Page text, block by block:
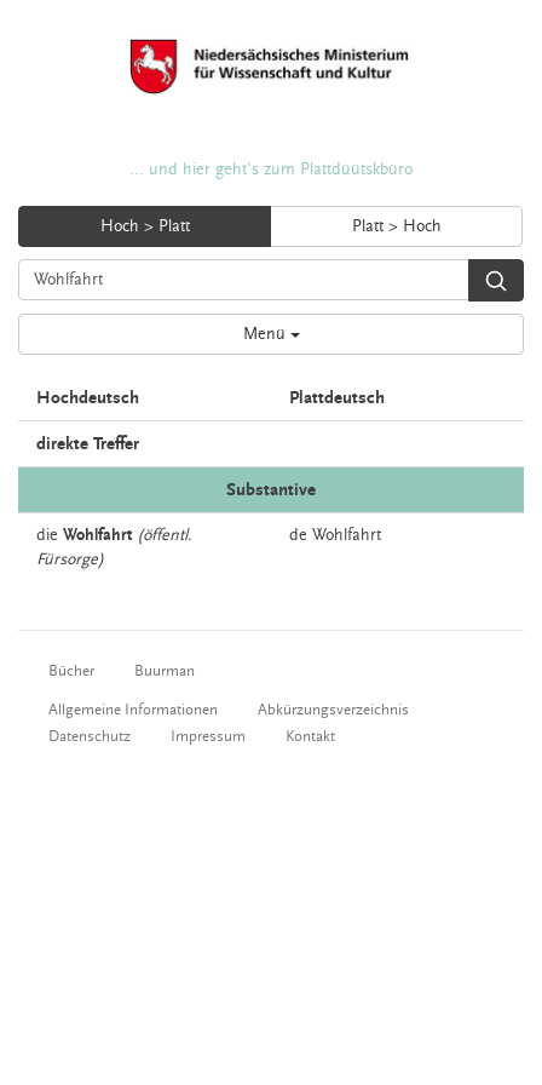
... und hier geht's zum Plattdüütskbüro
Hoch > Platt Platt > Hoch
Menü
Hochdeutsch Plattdeutsch
direkte Treffer
Substantive
die Wohlfahrt (öffentl.
Fürsorge)
de Wohlfahrt
Bücher Buurman
Allgemeine Informationen
Abkürzungsverzeichnis
Datenschutz
Impressum Kontakt